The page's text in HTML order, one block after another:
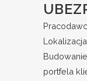
portfela